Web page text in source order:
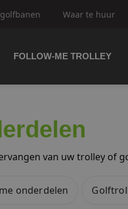
Waar te huur
FOLLOW-ME TROLLEY
van uw trolley of
onderdelen